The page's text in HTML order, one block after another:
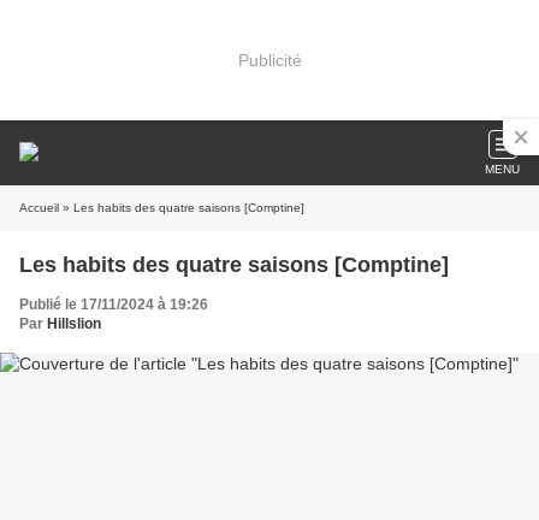
Publicité
MENU
Accueil » Les habits des quatre saisons [Comptine]
Les habits des quatre saisons [Comptine]
Publié le 17/11/2024 à 19:26
Par Hillslion